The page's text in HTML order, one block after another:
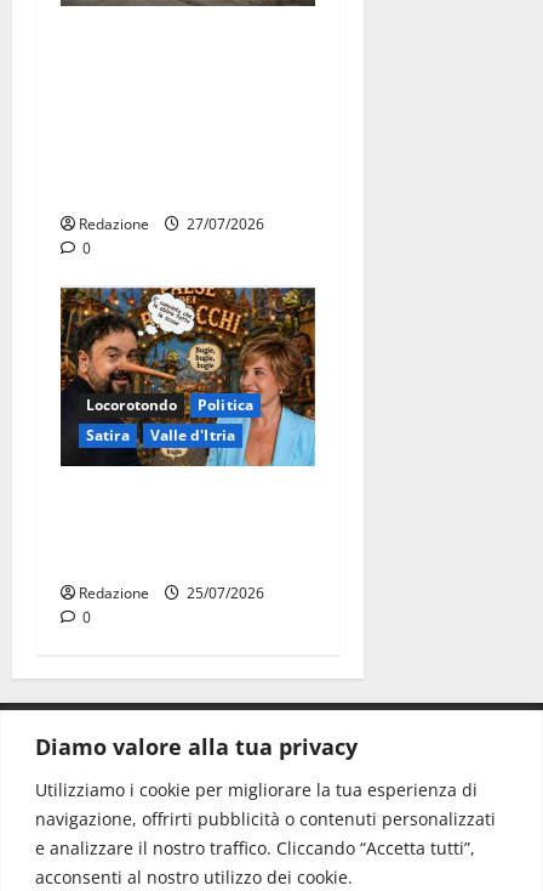
Diamo valore alla tua privacy
Utilizziamo i cookie per migliorare la tua esperienza di
navigazione, offrirti pubblicità o contenuti personalizzati
e analizzare il nostro traffico. Cliccando “Accetta tutti”,
acconsenti al nostro utilizzo dei cookie.
Redazione
27/07/2026
0
Locorotondo
Politica
Satira
Valle d'Itria
Redazione
25/07/2026
0
CONTATTI.
Redazione: redazione@www.martinasera.it
Direttore:direttore@www.martinasera.it